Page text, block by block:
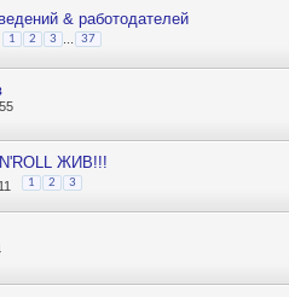
& работодателей
1 2 3 37
ЖИВ!!!
1 2 3